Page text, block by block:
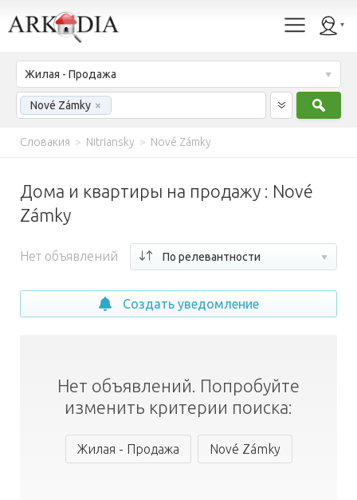
Жилая - Продажа
Nové Zámky ×
Словакия > Nitriansky > Nové Zámky
Дома и квартиры на продажу : Nové
Zámky
Нет объявлений По релевантности
Создать уведомление
Нет объявлений. Попробуйте
изменить критерии поиска:
Жилая - Продажа Nové Zámky